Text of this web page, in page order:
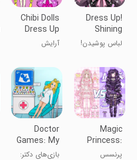
Dress Up!
Shining
Anime Star
لباس پوشیدن!
درخشان
Chibi Dolls
Dress Up
Makeover
آرایش
چیبی
Magic
Princess:
Dress Up
پرنسس
Doctor
Games: My
Hospital
بازی‌های دکتر: